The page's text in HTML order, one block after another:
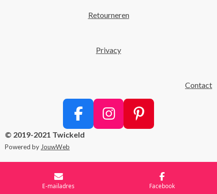
Retourneren
Privacy
Contact
F
a
e
I
t
P
t
© 2019-2021 Twickeld
Powered by JouwWeb
E-mailadres Facebook